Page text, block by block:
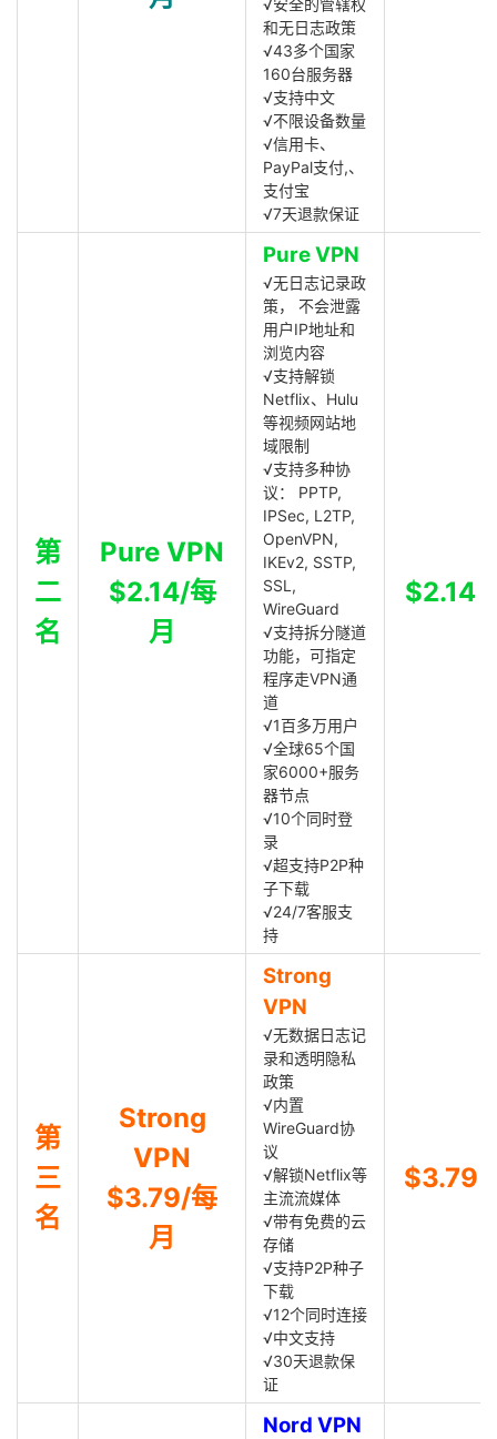
√安全的管辖权
和无日志政策
√43多个国家
160台服务器
√支持中文
√不限设备数量
√信用卡、
PayPal支付,、
支付宝
√7天退款保证
第
二
名
Pure VPN
$2.14/每
月
Pure VPN
√无日志记录政
策， 不会泄露
用户IP地址和
浏览内容
√支持解锁
Netflix、Hulu
等视频网站地
域限制
√支持多种协
议： PPTP,
IPSec, L2TP,
OpenVPN,
IKEv2, SSTP,
SSL,
WireGuard
√支持拆分隧道
功能，可指定
程序走VPN通
道
√1百多万用户
√全球65个国
家6000+服务
器节点
√10个同时登
录
√超支持P2P种
子下载
√24/7客服支
持
$2.14
第
三
名
Strong
VPN
$3.79/每
月
Strong
VPN
√无数据日志记
录和透明隐私
政策
√内置
WireGuard协
议
√解锁Netflix等
主流流媒体
√带有免费的云
存储
√支持P2P种子
下载
√12个同时连接
√中文支持
√30天退款保
证
$3.79
Nord VPN